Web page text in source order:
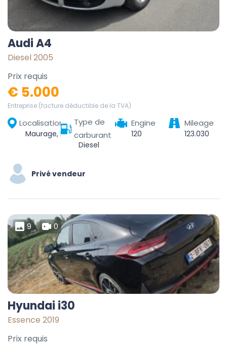
Audi A4
Diesel 2005
Prix requis
€ 5.000
Entreprise (facture déductible de la TVA)
Localisation
Maurage, La Louvière, Hainaut, Wallonie, 7100, Belgique
Type de
carburant
Diesel
Engine
120
Mileage
123.030
Privé vendeur
9 0
Hyundai i30
Essence 2019
Prix requis